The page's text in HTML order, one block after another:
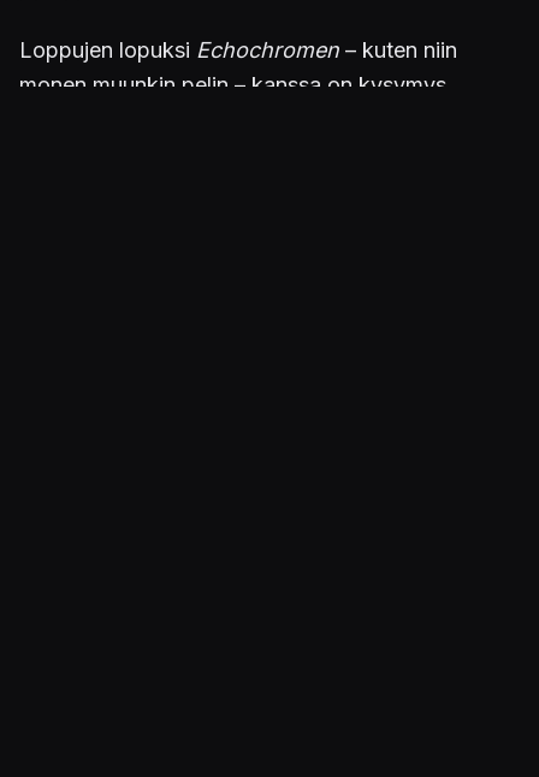
Loppujen lopuksi Echochromen – kuten niin
monen muunkin pelin – kanssa on kysymys